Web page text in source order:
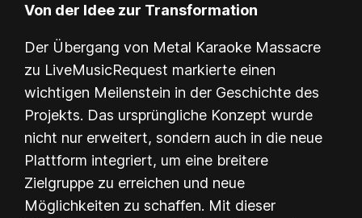
Von der Idee zur Transformation
Der Übergang von Metal Karaoke Massacre
zu LiveMusicRequest markierte einen
wichtigen Meilenstein in der Geschichte des
Projekts. Das ursprüngliche Konzept wurde
nicht nur erweitert, sondern auch in die neue
Plattform integriert, um eine breitere
Zielgruppe zu erreichen und neue
Möglichkeiten zu schaffen. Mit dieser